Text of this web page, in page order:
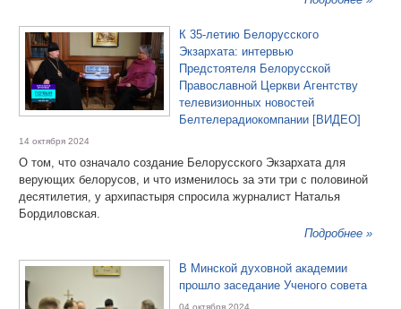
К 35-летию Белорусского
Экзархата: интервью
Предстоятеля Белорусской
Православной Церкви Агентству
телевизионных новостей
Белтелерадиокомпании [ВИДЕО]
14 октября 2024
О том, что означало создание Белорусского Экзархата для
верующих белорусов, и что изменилось за эти три с половиной
десятилетия, у архипастыря спросила журналист Наталья
Бордиловская.
Подробнее »
В Минской духовной академии
прошло заседание Ученого совета
04 октября 2024